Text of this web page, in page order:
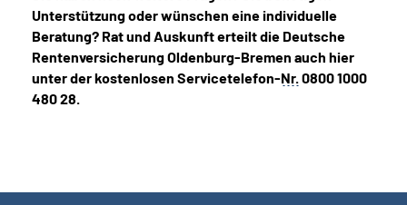
Unterstützung oder wünschen eine individuelle
Beratung? Rat und Auskunft erteilt die Deutsche
Rentenversicherung Oldenburg-Bremen auch hier
unter der kostenlosen Servicetelefon-Nr.0800 1000
480 28.